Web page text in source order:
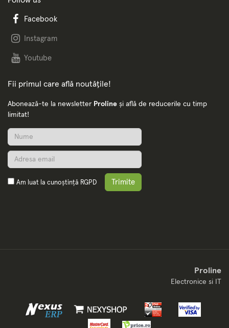
Facebook
Instagram
Youtube
Fii primul care află noutățile!
Abonează-te la newsletter Proline și află de reducerile cu timp
limitat!
Am luat la cunoștință RGPD Trimite
Proline
Electronice si IT